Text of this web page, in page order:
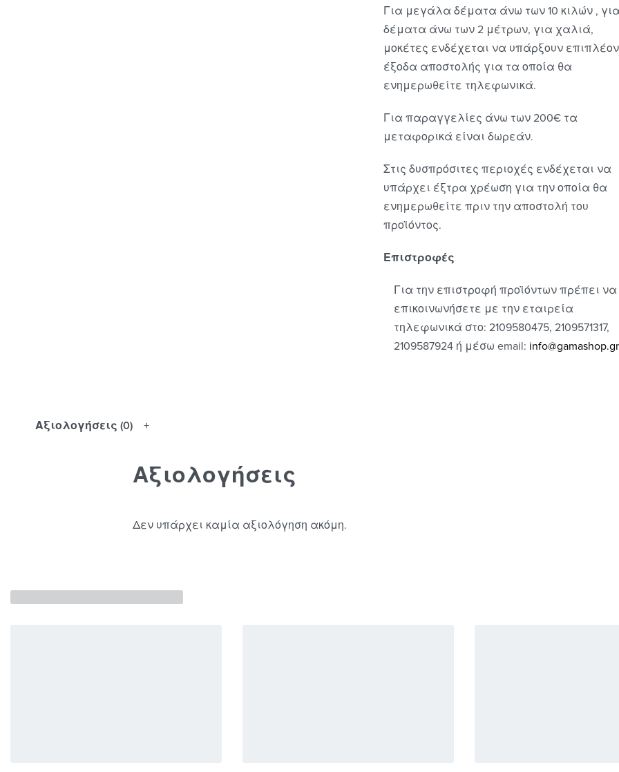
Για μεγάλα δέματα άνω των 10 κιλών , για
δέματα άνω των 2 μέτρων, για χαλιά,
μοκέτες ενδέχεται να υπάρξουν επιπλέον
έξοδα αποστολής για τα οποία θα
ενημερωθείτε τηλεφωνικά.
Για παραγγελίες άνω των 200€ τα
μεταφορικά είναι δωρεάν.
Στις δυσπρόσιτες περιοχές ενδέχεται να
υπάρχει έξτρα χρέωση για την οποία θα
ενημερωθείτε πριν την αποστολή του
προϊόντος.
Επιστροφές
Για την επιστροφή προϊόντων πρέπει να
επικοινωνήσετε με την εταιρεία
τηλεφωνικά στο: 2109580475, 2109571317,
2109587924 ή μέσω email: info@gamashop.gr
Αξιολογήσεις (0)
Αξιολογήσεις
Δεν υπάρχει καμία αξιολόγηση ακόμη.